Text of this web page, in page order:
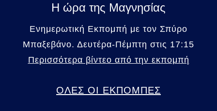
Η ώρα της Μαγνησίας
Ενημερωτική Εκπομπή με τον Σπύρο
Μπαξεβάνο. Δευτέρα-Πέμπτη στις 17:15
Περισσότερα βίντεο από την εκπομπή
ΟΛΕΣ ΟΙ ΕΚΠΟΜΠΕΣ